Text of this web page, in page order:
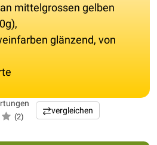
mittelgrossen gelben
glänzend, von
(2)
vergleichen